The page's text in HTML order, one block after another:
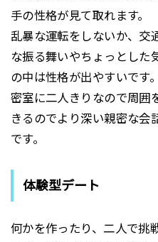
手の性格が見て取れます。
乱暴な運転をしないか、交
な振る舞いやちょっとした
の中は性格が出やすいです。
密室に二人きりなので周囲
きるのでより深い親密な会
です。
体験型デート
何かを作ったり、二人で挑